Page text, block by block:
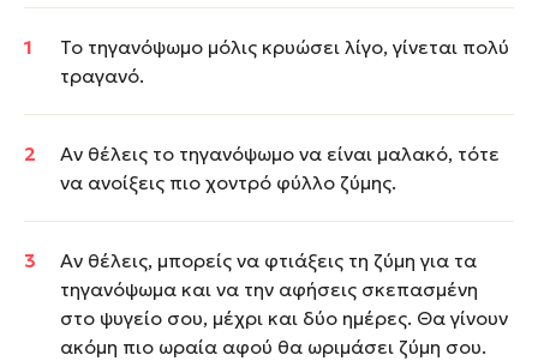
Το τηγανόψωμο μόλις κρυώσει λίγο, γίνεται πολύ
τραγανό.
Αν θέλεις το τηγανόψωμο να είναι μαλακό, τότε
να ανοίξεις πιο χοντρό φύλλο ζύμης.
Αν θέλεις, μπορείς να φτιάξεις τη ζύμη για τα
τηγανόψωμα και να την αφήσεις σκεπασμένη
στο ψυγείο σου, μέχρι και δύο ημέρες. Θα γίνουν
ακόμη πιο ωραία αφού θα ωριμάσει ζύμη σου.